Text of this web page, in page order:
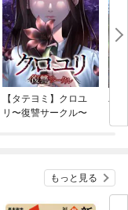
【タテヨミ】クロユ
リ〜復讐サークル〜
バ
今
もっと見る